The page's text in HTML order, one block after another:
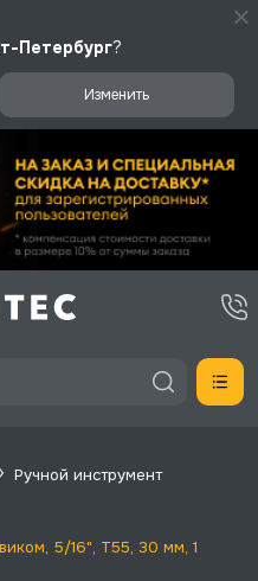
Петербург?
Изменить
Ручной инструмент
5/16", T55, 30 мм, 1